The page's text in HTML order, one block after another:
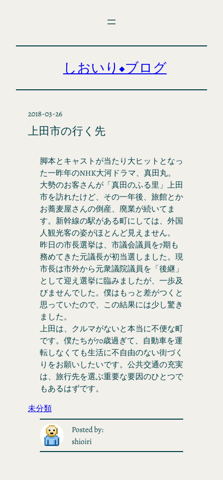
しおいり◆ブログ
2018-03-26
上田市の行く先
脚本とキャストが当たり大ヒットとなっ
た一昨年のNHK大河ドラマ、真田丸。
大勢のお客さんが「真田のふる里」上田
市を訪れたけど、その一年後、旅館とか
お蕎麦屋さんの倒産、廃業が続いてま
す。新幹線の駅がある町にしては、外国
人観光客の姿がほとんど見えません。
昨日の市長選挙は、市議会議員を7期も
務めてきた元議長が初当選しました。現
市長は市外から元衆議院議員を「後継」
として迎え選挙に臨みましたが、一歩及
びませんでした。僕はもっと差がつくと
思っていたので、この結果には少し驚き
ました。
上田は、クルマがないと本当に不便な町
です。僕たちが70歳過ぎて、自動車を運
転しなくても生活に不自由のない街づく
りをお願いしたいです。公共交通の充実
は、旅行先を選ぶ重要な要因のひとつで
もあるはずです。
未分類
Posted by:
shioiri